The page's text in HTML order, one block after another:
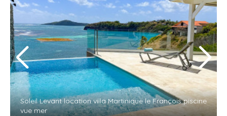
Soleil Levant location villa Martinique le François piscine
vue mer